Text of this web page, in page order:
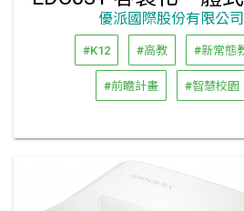
優派國際股份有限公司
#K12 #高教 #新常態
#前瞻計畫 #智慧校園